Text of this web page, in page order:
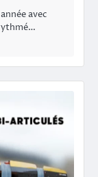
avec